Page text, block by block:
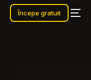
Începe gratuit